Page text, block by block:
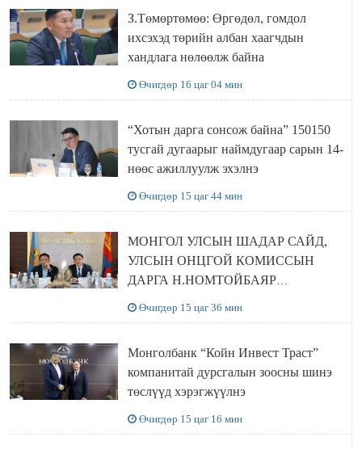
З.Төмөртөмөө: Өргөдөл, гомдол
ихсэхэд төрийн албан хаагчдын
хандлага нөлөөлж байна
Өчигдөр 16 цаг 04 мин
“Хотын дарга сонсож байна” 150150
тусгай дугаарыг наймдугаар сарын 14-
нөөс ажиллуулж эхэлнэ
Өчигдөр 15 цаг 44 мин
МОНГОЛ УЛСЫН ШАДАР САЙД,
УЛСЫН ОНЦГОЙ КОМИССЫН
ДАРГА Н.НОМТОЙБАЯР
Өчигдөр 15 цаг 36 мин
Монголбанк “Койн Инвест Траст”
компанитай дурсгалын зоосны шинэ
төслүүд хэрэгжүүлнэ
Өчигдөр 15 цаг 16 мин